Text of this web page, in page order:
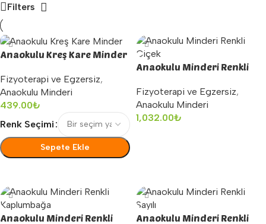
Filters
Anaokulu Kreş Kare Minder
Fizyoterapi ve Egzersiz,
Anaokulu Minderi
439.00₺
Renk Seçimi
Sepete Ekle
Anaokulu Minderi Renkli
Fizyoterapi ve Egzersiz,
Anaokulu Minderi
1,032.00₺
Anaokulu Minderi Renkli
Anaokulu Minderi Renkli